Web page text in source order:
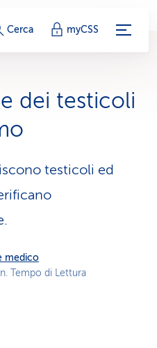
Cerca myCSS
dei testicoli
testicoli ed
medico
Tempo di Lettura